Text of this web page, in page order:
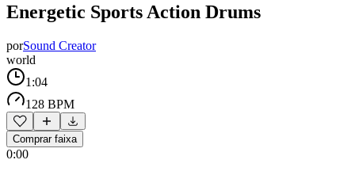
Energetic Sports Action Drums
porSound Creator
world
1:04
128 BPM
Comprar faixa
0:00